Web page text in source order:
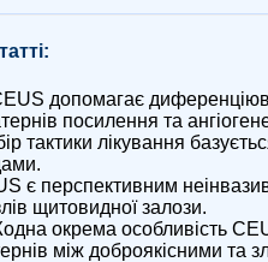
допомагає
посилення та
тактики лікування
є перспективним
щитовидної залози.
окрема особливість
між доброякісними та